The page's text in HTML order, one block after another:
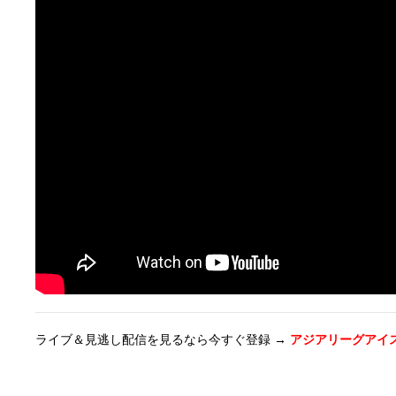
ライブ＆見逃し配信を見るなら今すぐ登録 → アジアリーグアイ